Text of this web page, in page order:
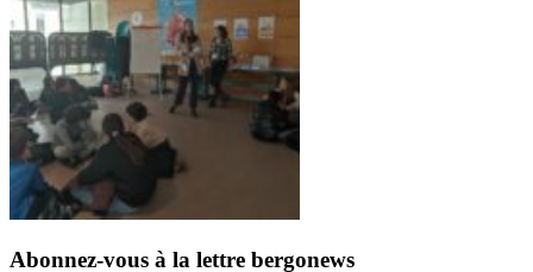
Abonnez-vous à la lettre bergonews